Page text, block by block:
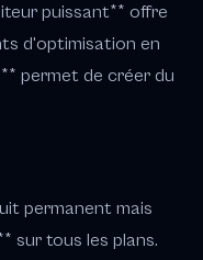
puissant** offre
d'optimisation en
permet de créer du
permanent mais
sur tous les plans.